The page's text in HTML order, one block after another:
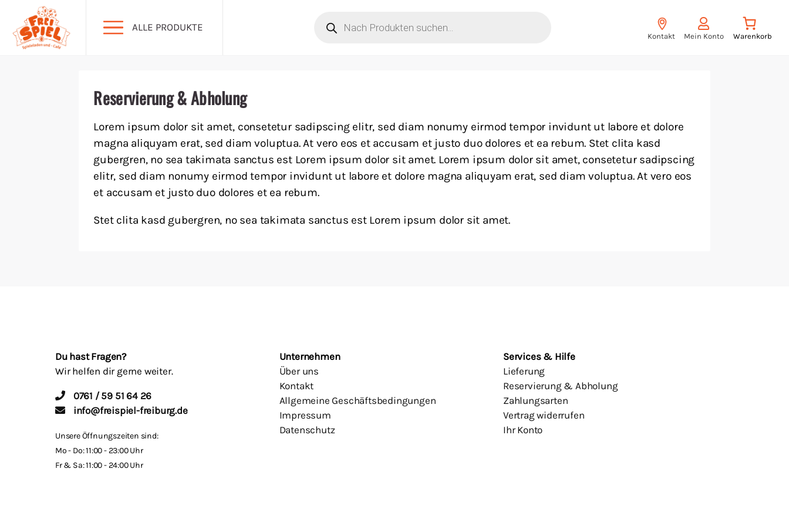
ALLE PRODUKTE
search
Kontakt Mein Konto
Gesellschaftsspiele
Spielzubehör
Reservierung & Abholung
Lorem ipsum dolor sit amet, consetetur sadipscing elitr, sed diam nonumy eirmod tempor invidunt ut labore et dolore
magna aliquyam erat, sed diam voluptua. At vero eos et accusam et justo duo dolores et ea rebum. Stet clita kasd
gubergren, no sea takimata sanctus est Lorem ipsum dolor sit amet. Lorem ipsum dolor sit amet, consetetur sadipscing
elitr, sed diam nonumy eirmod tempor invidunt ut labore et dolore magna aliquyam erat, sed diam voluptua. At vero eos
et accusam et justo duo dolores et ea rebum.
Stet clita kasd gubergren, no sea takimata sanctus est Lorem ipsum dolor sit amet.
Du hast Fragen?
Wir helfen dir gerne weiter.
0761 / 59 51 64 26
info@freispiel-freiburg.de
Unsere Öffnungszeiten sind:
Mo - Do: 11:00 - 23:00 Uhr
Fr & Sa: 11:00 - 24:00 Uhr
Unternehmen
Über uns
Kontakt
Allgemeine Geschäftsbedingungen
Impressum
Datenschutz
Services & Hilfe
Lieferung
Reservierung & Abholung
Zahlungsarten
Vertrag widerrufen
Ihr Konto